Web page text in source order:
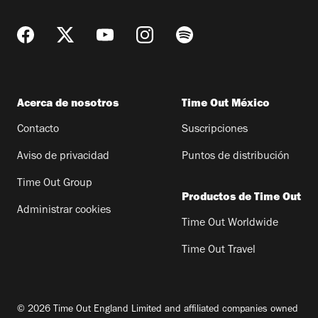
Acerca de nosotros
Contacto
Aviso de privacidad
Time Out Group
Administrar cookies
Time Out México
Suscripciones
Puntos de distribución
Productos de Time Out
Time Out Worldwide
Time Out Travel
© 2026 Time Out England Limited and affiliated companies owned